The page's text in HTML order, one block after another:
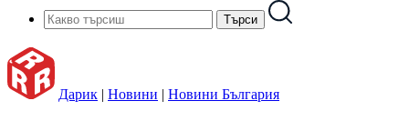
Дарик | Новини | Новини България